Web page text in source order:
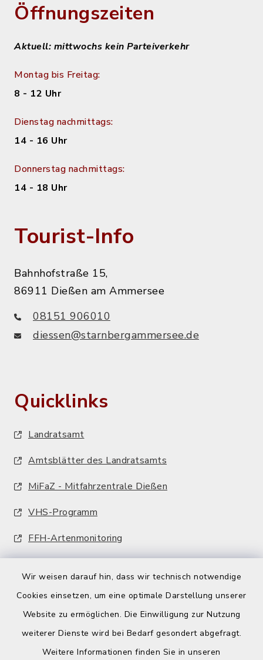
Wir weisen darauf hin, dass wir technisch notwendige
Cookies einsetzen, um eine optimale Darstellung unserer
Website zu ermöglichen. Die Einwilligung zur Nutzung
weiterer Dienste wird bei Bedarf gesondert abgefragt.
Weitere Informationen finden Sie in unseren
Öffnungszeiten
Aktuell: mittwochs kein Parteiverkehr
Montag bis Freitag:
8 - 12 Uhr
Dienstag nachmittags:
14 - 16 Uhr
Donnerstag nachmittags:
14 - 18 Uhr
Tourist-Info
Bahnhofstraße 15,
86911 Dießen am Ammersee
08151 906010
diessen@starnbergammersee.de
Quicklinks
Landratsamt
Amtsblätter des Landratsamts
MiFaZ - Mitfahrzentrale Dießen
VHS-Programm
FFH-Artenmonitoring
Barrierefreiheit